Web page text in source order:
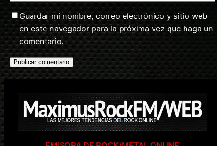
Guardar mi nombre, correo electrónico y sitio web
en este navegador para la próxima vez que haga un
comentario.